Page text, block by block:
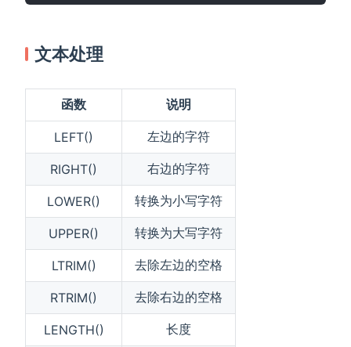
文本处理
函数 说明
LEFT() 左边的字符
RIGHT() 右边的字符
LOWER() 转换为小写字符
UPPER() 转换为大写字符
LTRIM() 去除左边的空格
RTRIM() 去除右边的空格
LENGTH() 长度